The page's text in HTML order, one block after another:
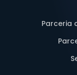
Parceria